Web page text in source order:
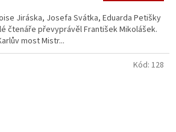
Jiráska, Josefa Svátka, Eduarda Petišky
čtenáře převyprávěl František Mikolášek.
most Mistr...
Kód: 128